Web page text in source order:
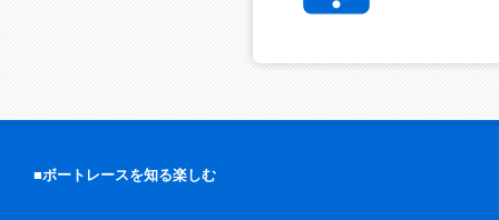
■ボートレースを知る楽しむ